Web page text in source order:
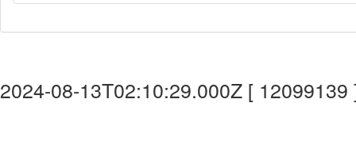
2024-08-13T02:10:29.000Z [ 12099139